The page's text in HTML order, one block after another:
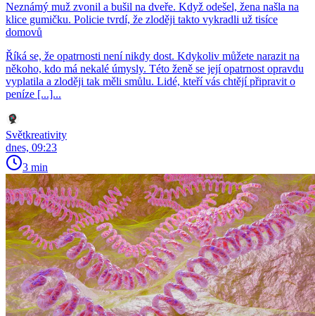
Neznámý muž zvonil a bušil na dveře. Když odešel, žena našla na
klice gumičku. Policie tvrdí, že zloději takto vykradli už tisíce
domovů
Říká se, že opatrnosti není nikdy dost. Kdykoliv můžete narazit na
někoho, kdo má nekalé úmysly. Této ženě se její opatrnost opravdu
vyplatila a zloději tak měli smůlu. Lidé, kteří vás chtějí připravit o
peníze [...]...
Světkreativity
dnes, 09:23
3 min